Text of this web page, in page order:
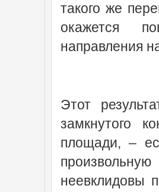
такого же
окажется
направления
Этот
замкнутого
площади, –
неевклидовы